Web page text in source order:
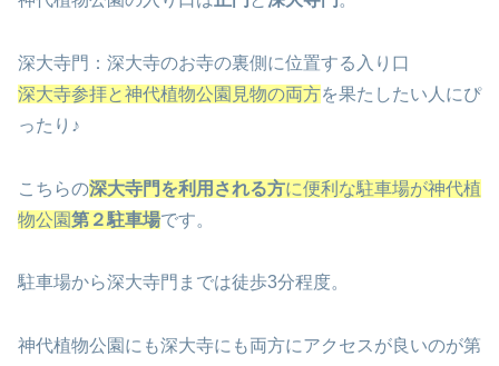
深大寺門：深大寺のお寺の裏側に位置する入り口
深大寺参拝と神代植物公園見物の両方を果たしたい人にぴ
ったり♪
こちらの深大寺門を利用される方に便利な駐車場が神代植
物公園第２駐車場です。
駐車場から深大寺門までは徒歩3分程度。
神代植物公園にも深大寺にも両方にアクセスが良いのが第